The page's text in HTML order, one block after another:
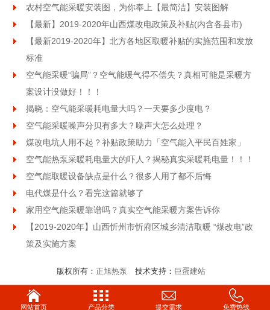
农村空气能采暖安装图，为你奉上【最简洁】安装图解
【最新】2019-2020年山西煤改电政策及补贴(内含各县市)
【最新2019-2020年】北方各地区取暖补贴的实施范围和发放
标准
空气能采暖“骗局”？空气能暖气得不偿失？真相可能是采暖方
案设计没做好！！！
揭晓：空气能采暖耗电量大吗？一天要多少度电？
空气能采暖噪声分贝有多大？噪声大怎么处理？
煤改电坑人用不起？补贴政策助力「空气能入平民百姓家」
空气能热泵采暖耗电量大的吓人？揭秘真实采暖耗电量！！！
空气能取暖设备缺点是什么？很多人用了都不后悔
电代煤是什么？看完这篇就够了
家用空气能采暖靠谱吗？真实空气能采暖方案告诉你
【2019-2020年】山西忻州市忻府区城乡清洁取暖 “煤改电”政
策及实施方案
版权所有： 正旭热泵 技术支持： 巨蛋建站
网站首页 产品分类 提交需求 免费热线